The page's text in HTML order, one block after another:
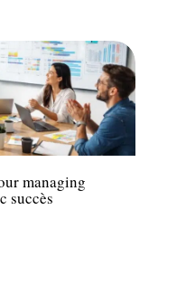
managing
succès